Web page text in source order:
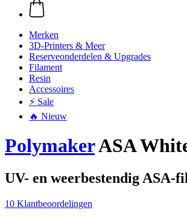
Merken
3D-Printers & Meer
Reserveonderdelen & Upgrades
Filament
Resin
Accessoires
⚡ Sale
🔥 Nieuw
PolymakerASA
UV- en weerbestendig
10 Klantbeoordelingen